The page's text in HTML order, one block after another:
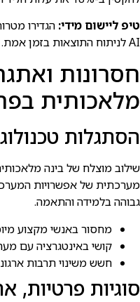
טיפ ליישום מידי: הגדירו
AI לניתוח התוצאות בזמן אמת.
חסרונות
מלאכותית
הסתגלות
שילוב מוצלח של בינה
מערכתית של אפשרויות
גבוהה בלמידה והתאמה.
מחסור באנשי מקצוע
קושי באינטגרציה עם
חשש משינוי תרבות
סוגיות פרטיות,